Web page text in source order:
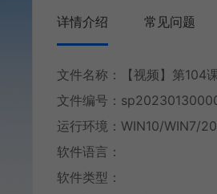
详情介绍 常见问题
文件名称：【视频】第104
文件编号：
运行环境：WIN10/WIN7/
软件语言：
软件类型：